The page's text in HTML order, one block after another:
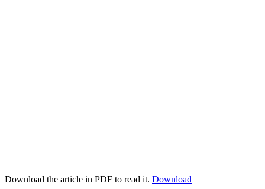
Download the article in PDF to read it. Download